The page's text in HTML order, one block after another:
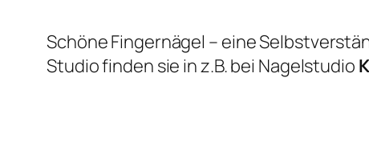
Schöne Fingernägel – eine
Studio finden sie in z.B. bei Nagelstudio